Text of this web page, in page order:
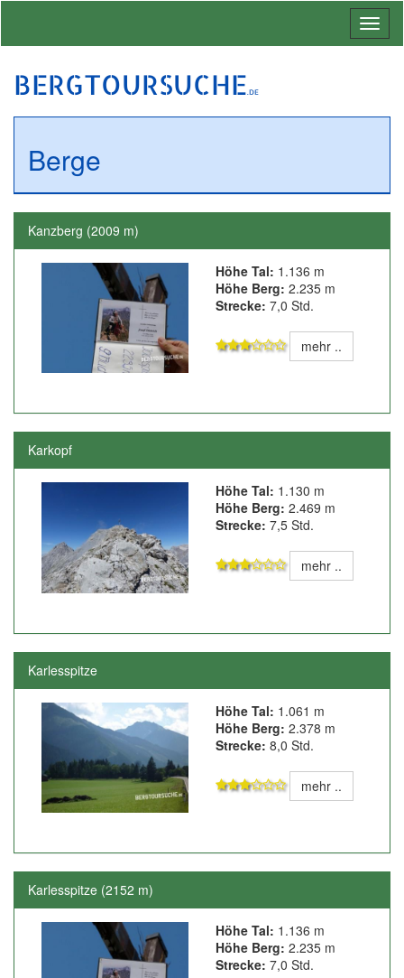
BERGTOURSUCHE.DE
Berge
Kanzberg (2009 m)
Höhe Tal: 1.136 m
Höhe Berg: 2.235 m
Strecke: 7,0 Std.
mehr ..
Karkopf
Höhe Tal: 1.130 m
Höhe Berg: 2.469 m
Strecke: 7,5 Std.
mehr ..
Karlesspitze
Höhe Tal: 1.061 m
Höhe Berg: 2.378 m
Strecke: 8,0 Std.
mehr ..
Karlesspitze (2152 m)
Höhe Tal: 1.136 m
Höhe Berg: 2.235 m
Strecke: 7,0 Std.